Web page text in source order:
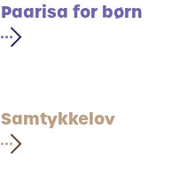
Paarisa for børn
Samtykkelov